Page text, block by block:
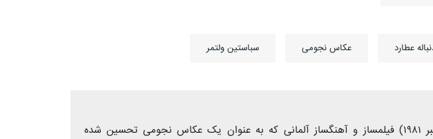
عطارد عکاس نجومی سباستین ولتمر
۱. سباستین ولتمر (متولد ۱ دسامبر ۱۹۸۱) فیلمساز و آهنگساز آلمانی که به عنوان یک عکاس نجومی تحسین شده